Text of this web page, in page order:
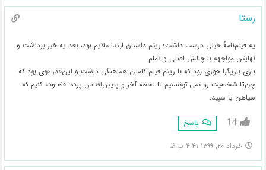
رستا
یه فیلم‌نامهٔ خیلی درست داشت؛ ریتم داستان ابتدا ملایم بود، بعد یه خیز برداشت و
نهایتن مواجهه با چالش اصلی و تمام.
بازی بازیگرا جوری بود که با ریتم فیلم کاملن هماهنگی داشت و این‌قدر قوی بود که
چن‌تا شخصیت رو نمی.تونستیم تا لحظه آخر و پایین‌افتادن پرده، قضاوت کنیم که
سیاهن یا سپید.
14 پاسخ
خرداد ۲۰, ۱۳۹۹ ۴:۴۱ ب.ظ